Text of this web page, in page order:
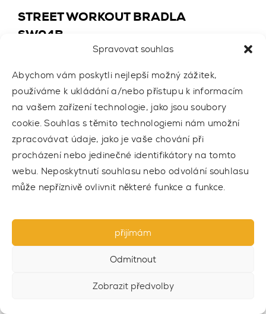
Spravovat souhlas
Abychom vám poskytli nejlepší možný zážitek,
používáme k ukládání a/nebo přístupu k informacím
na vašem zařízení technologie, jako jsou soubory
cookie. Souhlas s těmito technologiemi nám umožní
zpracovávat údaje, jako je vaše chování při
procházení nebo jedinečné identifikátory na tomto
webu. Neposkytnutí souhlasu nebo odvolání souhlasu
může nepříznivě ovlivnit některé funkce a funkce.
přijímám
Odmítnout
Zobrazit předvolby
STREET WORKOUT BRADLA
SW04B
9 875 Kč bez DPH